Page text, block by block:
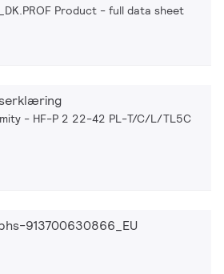
Product - full data sheet
- HF-P 2 22-42 PL-T/C/L/TL5C
913700630866_EU